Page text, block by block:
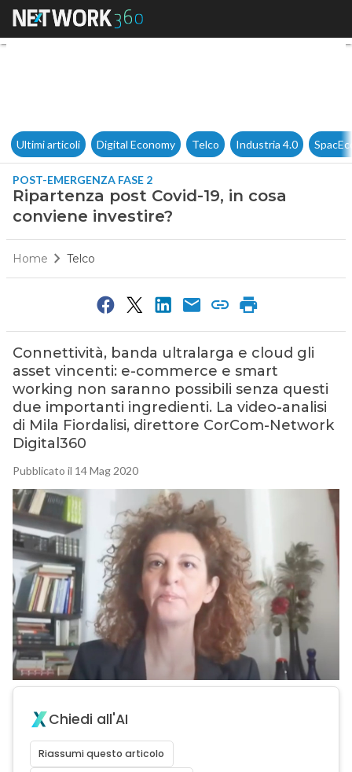
Ripartenza post Covid-19, in
Ultimi articoli Digital Economy Telco Industria 4.0
POST-EMERGENZA FASE 2
Ripartenza post Covid-19, in cosa
conviene investire?
Home Telco
Connettività, banda ultralarga e cloud gli
asset vincenti: e-commerce e smart
working non saranno possibili senza questi
due importanti ingredienti. La video-analisi
di Mila Fiordalisi, direttore CorCom-Network
Digital360
Pubblicato il 14 Mag 2020
Chiedi all'AI
Riassumi questo articolo